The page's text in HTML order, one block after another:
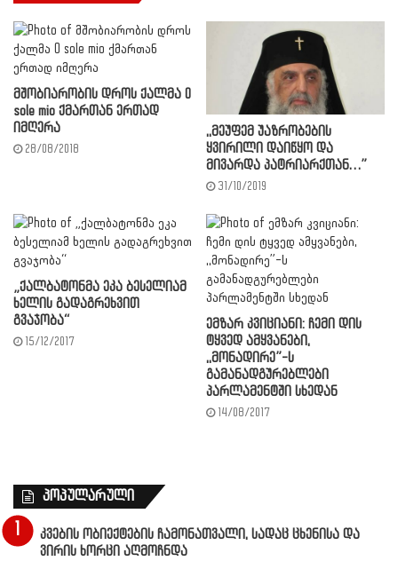
მშობიარობის დროს ქალმა O
sole mio ქმართან ერთად
იმღერა
28/08/2018
,,მეუფემ უაზრობების
ყვირილი დაიწყო და
მივარდა პატრიარქთან…”
31/10/2019
„ქალბატონმა ეკა ბესელიამ
ხელის გადაგრეხვით
გვაჯობა“
15/12/2017
ემზარ კვიციანი: ჩემი დის
ტყვედ ამყვანები,
,,მონადირე”-ს
გამანადგურებლები
პარლამენტში სხედან
14/08/2017
პოპულარული
კვების ობიექტების ჩამონათვალი, სადაც ცხენისა და
ვირის ხორცი აღმოჩნდა